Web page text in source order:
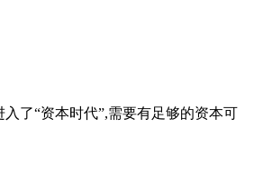
了“资本时代”,需要有足够的资本可